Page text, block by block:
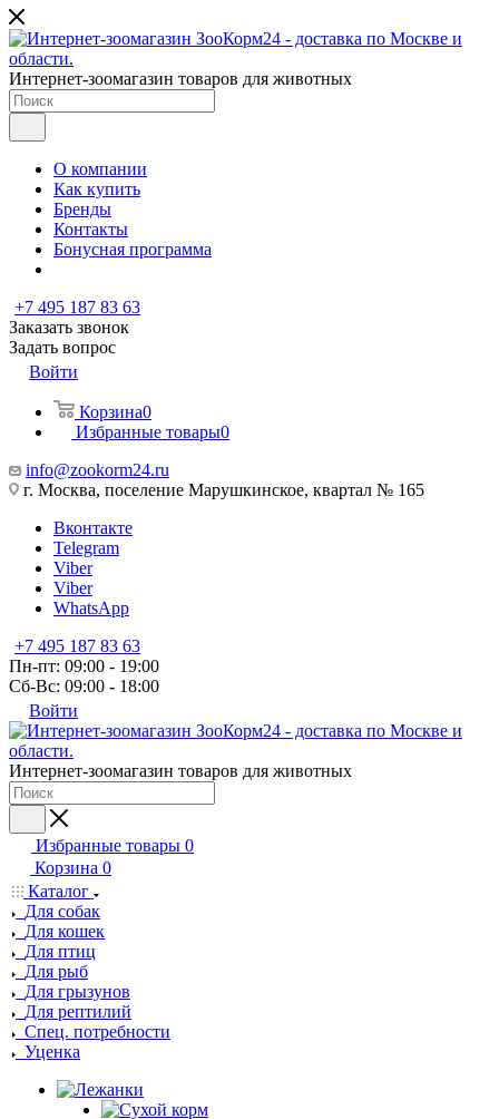
Интернет-зоомагазин товаров для животных
О компании
Как купить
Бренды
Контакты
Бонусная программа
+7 495 187 83 63
Заказать звонок
Задать вопрос
Войти
Корзина0
Избранные товары0
info@zookorm24.ru
г. Москва, поселение Марушкинское, квартал № 165
Вконтакте
Telegram
Viber
Viber
WhatsApp
+7 495 187 83 63
Пн-пт: 09:00 - 19:00
Сб-Вс: 09:00 - 18:00
Войти
Интернет-зоомагазин товаров для животных
Избранные товары 0
Корзина 0
Каталог
Для собак
Для кошек
Для птиц
Для рыб
Для грызунов
Для рептилий
Спец. потребности
Уценка